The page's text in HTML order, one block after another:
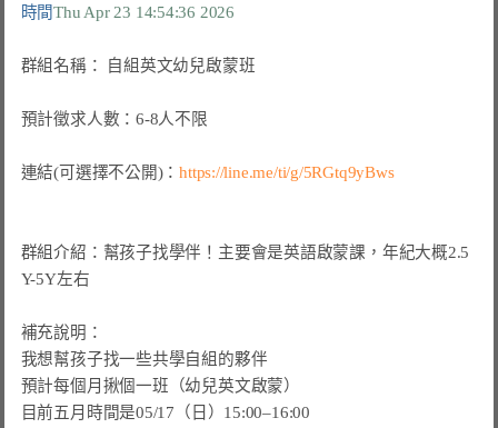
時間Thu Apr 23 14:54:36 2026
群組名稱： 自組英文幼兒啟蒙班
預計徵求人數：6-8人不限
連結(可選擇不公開)：https://line.me/ti/g/5RGtq9yBws
群組介紹：幫孩子找學伴！主要會是英語啟蒙課，年紀大概2.5
Y-5Y左右
補充說明：
我想幫孩子找一些共學自組的夥伴
預計每個月揪個一班（幼兒英文啟蒙）
目前五月時間是05/17（日）15:00–16:00